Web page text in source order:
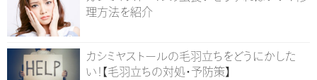
理方法を紹介
カシミヤストールの毛羽立ちをどうにかした
い！【毛羽立ちの対処・予防策】